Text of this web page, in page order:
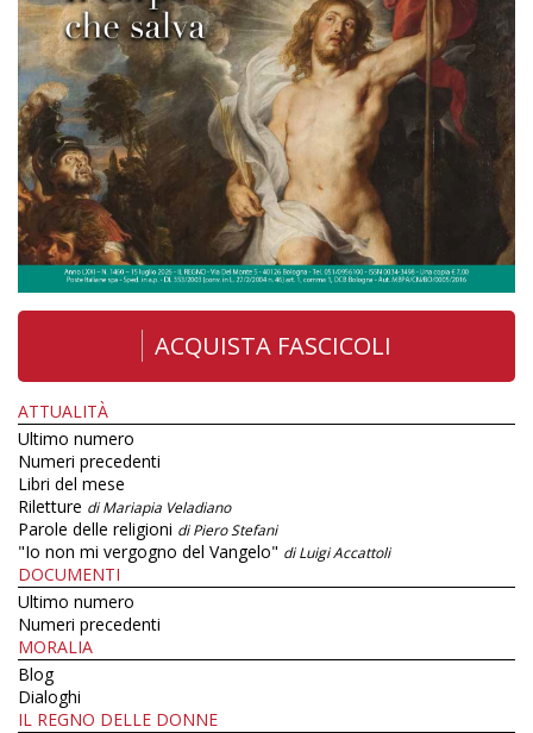
ACQUISTA FASCICOLI
ATTUALITÀ
Ultimo numero
Numeri precedenti
Libri del mese
Riletture di Mariapia Veladiano
Parole delle religioni di Piero Stefani
"Io non mi vergogno del Vangelo" di Luigi Accattoli
DOCUMENTI
Ultimo numero
Numeri precedenti
MORALIA
Blog
Dialoghi
IL REGNO DELLE DONNE